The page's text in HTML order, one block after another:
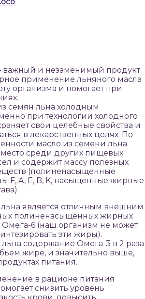
и незаменимый продукт
применение льняного масла
организма и помогает при
семян льна холодным
при технологии холодного
свои целебные свойства и
в лекарственных целях. По
масло из семени льна
среди других пищевых
и содержит массу полезных
(полиненасыщенные
F, A, E, B, K, насыщенные жирные
является отличным внешним
полиненасыщенных жирных
Омега-6 (наш организм не может
эти жиры).
содержание Омега-3 в 2 раза
жире, и значительно выше,
питания.
в рационе питания
снизить уровень